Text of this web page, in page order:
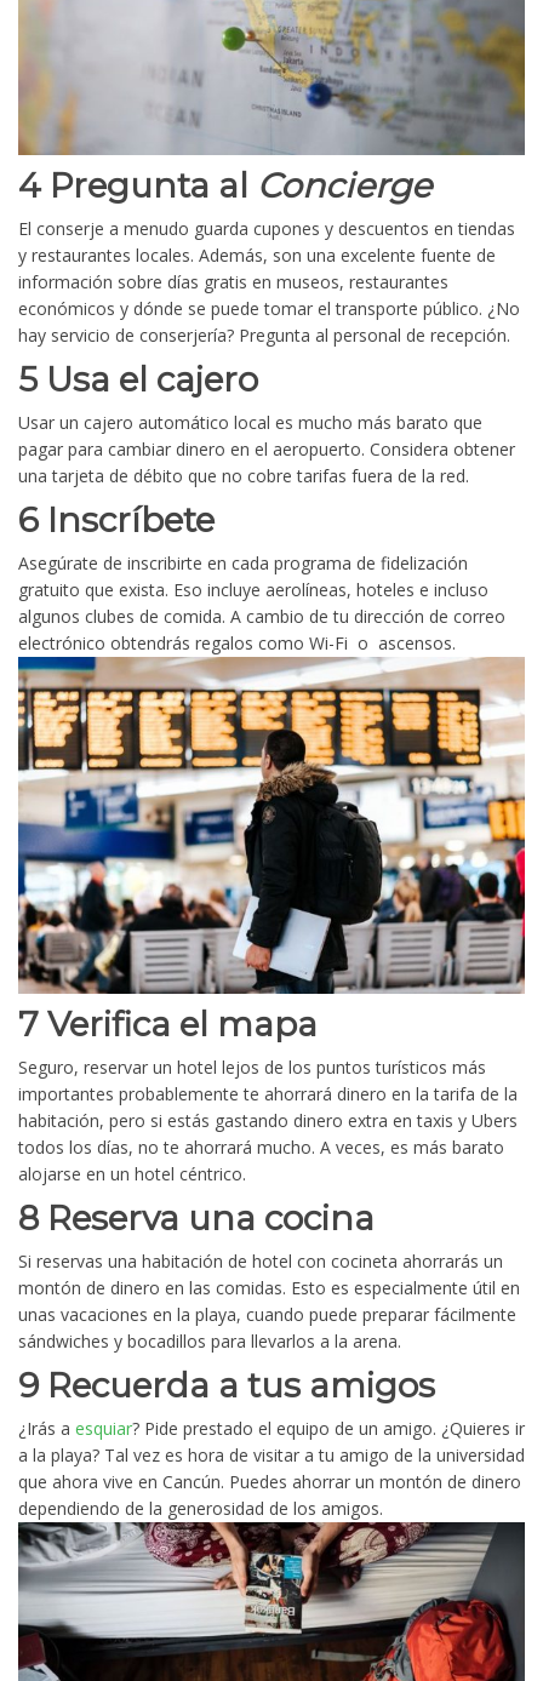
4 Pregunta al Concierge
El conserje a menudo guarda cupones y descuentos en tiendas
y restaurantes locales. Además, son una excelente fuente de
información sobre días gratis en museos, restaurantes
económicos y dónde se puede tomar el transporte público. ¿No
hay servicio de conserjería? Pregunta al personal de recepción.
5 Usa el cajero
Usar un cajero automático local es mucho más barato que
pagar para cambiar dinero en el aeropuerto. Considera obtener
una tarjeta de débito que no cobre tarifas fuera de la red.
6 Inscríbete
Asegúrate de inscribirte en cada programa de fidelización
gratuito que exista. Eso incluye aerolíneas, hoteles e incluso
algunos clubes de comida. A cambio de tu dirección de correo
electrónico obtendrás regalos como Wi-Fi o ascensos.
7 Verifica el mapa
Seguro, reservar un hotel lejos de los puntos turísticos más
importantes probablemente te ahorrará dinero en la tarifa de la
habitación, pero si estás gastando dinero extra en taxis y Ubers
todos los días, no te ahorrará mucho. A veces, es más barato
alojarse en un hotel céntrico.
8 Reserva una cocina
Si reservas una habitación de hotel con cocineta ahorrarás un
montón de dinero en las comidas. Esto es especialmente útil en
unas vacaciones en la playa, cuando puede preparar fácilmente
sándwiches y bocadillos para llevarlos a la arena.
9 Recuerda a tus amigos
¿Irás a esquiar? Pide prestado el equipo de un amigo. ¿Quieres ir
a la playa? Tal vez es hora de visitar a tu amigo de la universidad
que ahora vive en Cancún. Puedes ahorrar un montón de dinero
dependiendo de la generosidad de los amigos.